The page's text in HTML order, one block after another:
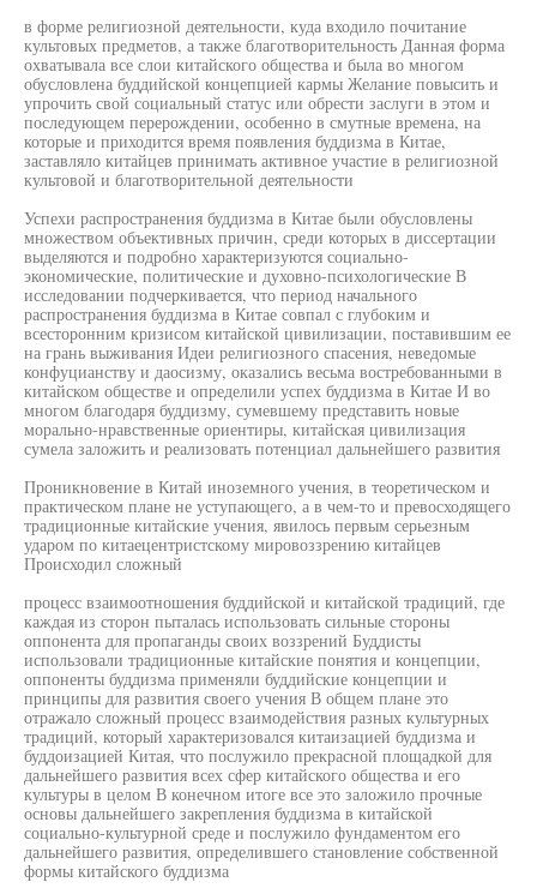
в форме религиозной деятельности, куда входило почитание
культовых предметов, а также благотворительность Данная форма
охватывала все слои китайского общества и была во многом
обусловлена буддийской концепцией кармы Желание повысить и
упрочить свой социальный статус или обрести заслуги в этом и
последующем перерождении, особенно в смутные времена, на
которые и приходится время появления буддизма в Китае,
заставляло китайцев принимать активное участие в религиозной
культовой и благотворительной деятельности
Успехи распространения буддизма в Китае были обусловлены
множеством объективных причин, среди которых в диссертации
выделяются и подробно характеризуются социально-
экономические, политические и духовно-психологические В
исследовании подчеркивается, что период начального
распространения буддизма в Китае совпал с глубоким и
всесторонним кризисом китайской цивилизации, поставившим ее
на грань выживания Идеи религиозного спасения, неведомые
конфуцианству и даосизму, оказались весьма востребованными в
китайском обществе и определили успех буддизма в Китае И во
многом благодаря буддизму, сумевшему представить новые
морально-нравственные ориентиры, китайская цивилизация
сумела заложить и реализовать потенциал дальнейшего развития
Проникновение в Китай иноземного учения, в теоретическом и
практическом плане не уступающего, а в чем-то и превосходящего
традиционные китайские учения, явилось первым серьезным
ударом по китаецентристскому мировоззрению китайцев
Происходил сложный
процесс взаимоотношения буддийской и китайской традиций, где
каждая из сторон пыталась использовать сильные стороны
оппонента для пропаганды своих воззрений Буддисты
использовали традиционные китайские понятия и концепции,
оппоненты буддизма применяли буддийские концепции и
принципы для развития своего учения В общем плане это
отражало сложный процесс взаимодействия разных культурных
традиций, который характеризовался китаизацией буддизма и
буддоизацией Китая, что послужило прекрасной площадкой для
дальнейшего развития всех сфер китайского общества и его
культуры в целом В конечном итоге все это заложило прочные
основы дальнейшего закрепления буддизма в китайской
социально-культурной среде и послужило фундаментом его
дальнейшего развития, определившего становление собственной
формы китайского буддизма